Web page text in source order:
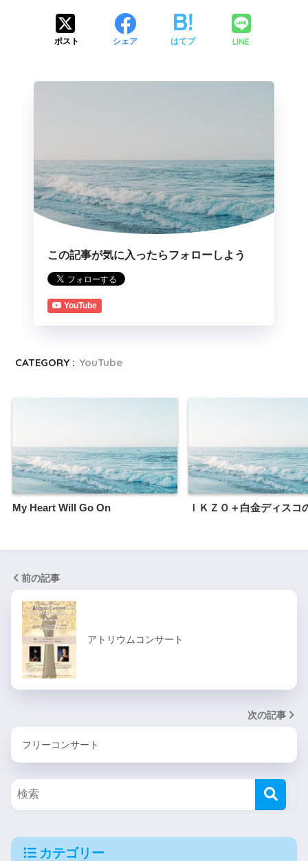
ポスト シェア はてブ LINE
この記事が気に入ったらフォローしよう
YouTube
CATEGORY : YouTube
My Heart Will Go On ＩＫＺＯ＋白金ディスコ
前の記事
アトリウムコンサート
次の記事
フリーコンサート
カテゴリー